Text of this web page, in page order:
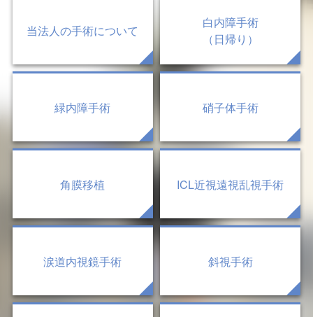
当法人の手術について
白内障手術
（日帰り）
緑内障手術 硝子体手術
角膜移植 ICL近視遠視乱視手術
涙道内視鏡手術 斜視手術